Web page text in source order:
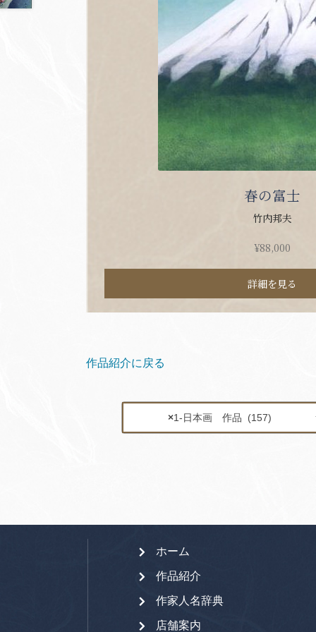
春の富士
竹内邦夫
¥88,000
詳細を見る
作品紹介に戻る
×1-日本画 作品 (157)
ホーム
作品紹介
作家人名辞典
店舗案内